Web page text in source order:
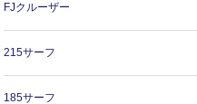
FJクルーザー
215サーフ
185サーフ